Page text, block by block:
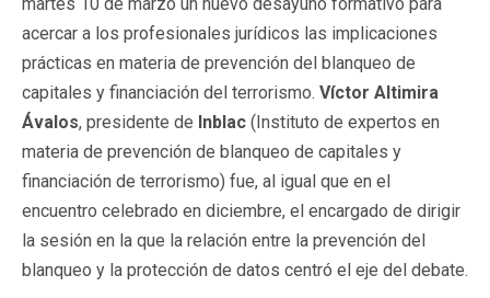
acercar a los profesionales jurídicos las implicaciones
prácticas en materia de prevención del blanqueo de
capitales y financiación del terrorismo. Víctor Altimira
Ávalos, presidente de Inblac (Instituto de expertos en
materia de prevención de blanqueo de capitales y
financiación de terrorismo) fue, al igual que en el
encuentro celebrado en diciembre, el encargado de dirigir
la sesión en la que la relación entre la prevención del
blanqueo y la protección de datos centró el eje del debate.